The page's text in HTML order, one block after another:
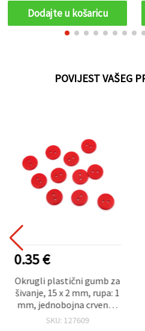
Dodajte u košaricu
POVIJEST VAŠEG
0.35 €
Okrugli plastični gumb za
šivanje, 15 x 2 mm, rupa: 1
mm, jednobojna crvena -
20 kom
SKU: 127609